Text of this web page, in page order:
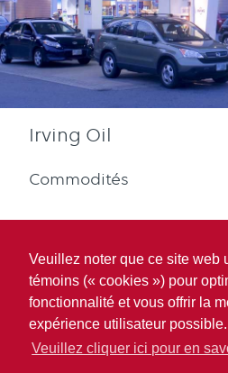
Veuillez noter que ce site web
témoins (« cookies ») pour
fonctionnalité et vous offrir la
expérience utilisateur possible.
Veuillez cliquer ici pour en
Irving Oil
Commodités
Diesel